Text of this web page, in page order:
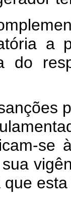
a
do
se
que